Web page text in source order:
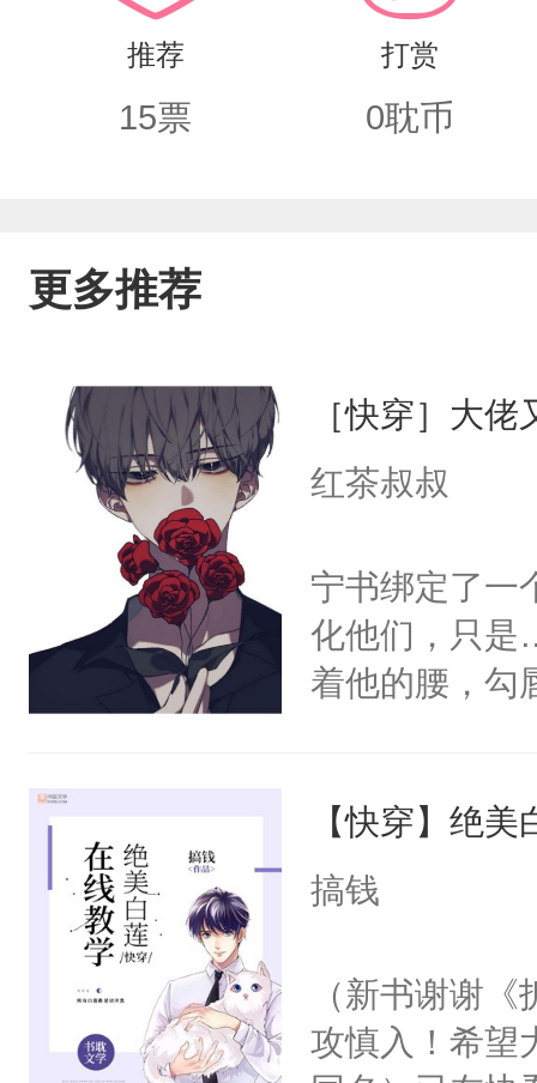
推荐
15票
打赏
0耽币
更多推荐
［快穿］大
红茶叔叔
宁书绑定了一
化他们，只是
着他的腰，勾
来，给老公
用力——为你
【快穿】绝
搞钱
（新书谢谢
攻慎入！希望